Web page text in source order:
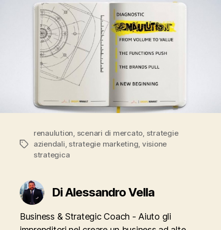
Tag
renaulution, scenari di mercato, strategie
aziendali, strategie marketing, visione
strategica
Di Alessandro Vella
Business & Strategic Coach - Aiuto gli